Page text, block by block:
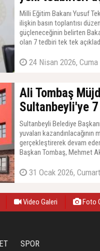
Milli Eğitim Bakanı Yusuf
ilişkin basın toplantısı
güçleneceğinin belirten
olan 7 tedbiri tek tek
24 Nisan 2026, Cuma
Ali Tombaş
Sultanbeyli'ye
Sultanbeyli Belediye
yuvaları
gerçekleştirerek devam
Başkan Tombaş, Mehmet
kazandırılacağını açıkladı
31 Ocak 2026,
Video Galeri Foto
SPOR